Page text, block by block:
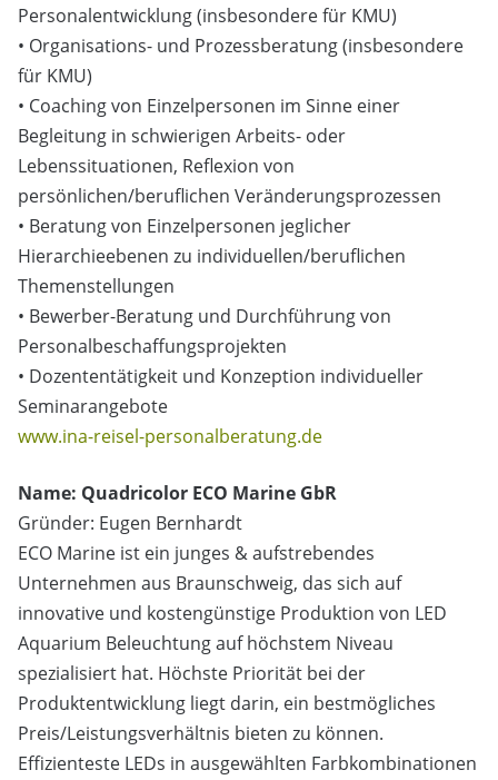
Personalentwicklung (insbesondere für KMU)
• Organisations- und Prozessberatung (insbesondere
für KMU)
• Coaching von Einzelpersonen im Sinne einer
Begleitung in schwierigen Arbeits- oder
Lebenssituationen, Reflexion von
persönlichen/beruflichen Veränderungsprozessen
• Beratung von Einzelpersonen jeglicher
Hierarchieebenen zu individuellen/beruflichen
Themenstellungen
• Bewerber-Beratung und Durchführung von
Personalbeschaffungsprojekten
• Dozententätigkeit und Konzeption individueller
Seminarangebote
www.ina-reisel-personalberatung.de
Name: Quadricolor ECO Marine GbR
Gründer: Eugen Bernhardt
ECO Marine ist ein junges & aufstrebendes
Unternehmen aus Braunschweig, das sich auf
innovative und kostengünstige Produktion von LED
Aquarium Beleuchtung auf höchstem Niveau
spezialisiert hat. Höchste Priorität bei der
Produktentwicklung liegt darin, ein bestmögliches
Preis/Leistungsverhältnis bieten zu können.
Effizienteste LEDs in ausgewählten Farbkombinationen